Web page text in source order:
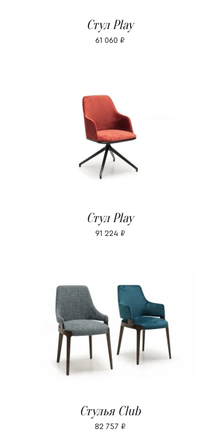
Стул Play
61 060 ₽
В КОРЗИНУ / ДЕТАЛИ
Стул Play
91 224 ₽
В КОРЗИНУ ДЕТАЛИ
Стулья Club
82 757 ₽